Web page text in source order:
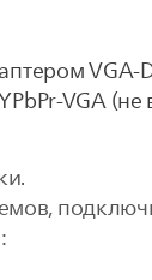
VGA-
VGA